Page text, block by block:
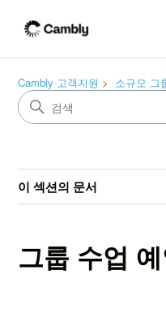
Cambly 고객지원 소규모 그
이 섹션의 문서
그룹 수업